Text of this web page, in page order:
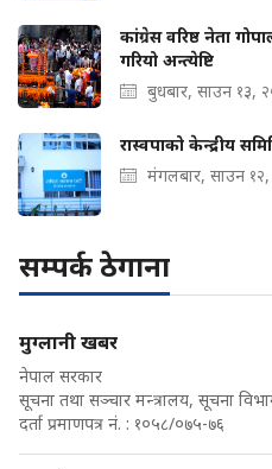
कांग्रेस वरिष्ठ नेता
गरियो अन्त्येष्टि
बुधबार, साउन १३,
रास्वपाको केन्द्रीय
मंगलबार, साउन
सम्पर्क ठेगाना
मुग्लानी खबर
नेपाल सरकार
सूचना तथा सञ्चार मन्त्रालय, सूचना
दर्ता प्रमाणपत्र नं. : १०५८/०७५-७६